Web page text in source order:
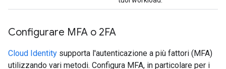
Configurare MFA o 2FA
Cloud Identity supporta l'autenticazione a più fattori (MFA)
utilizzando vari metodi. Configura MFA, in particolare per i